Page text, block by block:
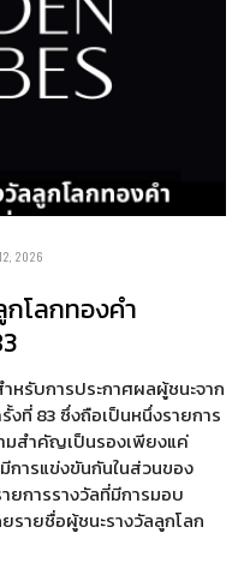
2026
โลกทองคำ
หรับการประกาศผลผู้ชนะจาก
งที่ 83 ซึ่งถือเป็นหนึ่งรายการ
มสำคัญเป็นรองเพียงแค่
การแข่งขันกันในส่วนของ
ยการรางวัลที่มีการมอบ
รายชื่อผู้ชนะรางวัลลูกโลก